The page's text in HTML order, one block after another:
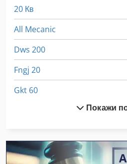
20 Кв
All Mecanic
Dws 200
Fngj 20
Gkt 60
Stavostroj Vp 200
Покажи